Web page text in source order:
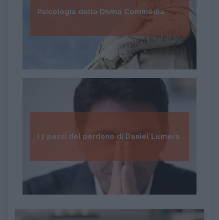
Psicologia della Divina Commedia
I 7 passi del perdono di Daniel Lumera